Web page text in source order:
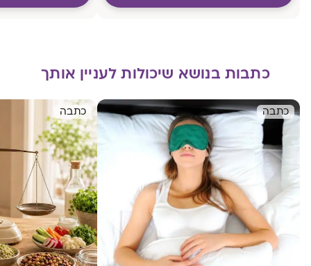
כתבות בנושא שיכולות לעניין אותך
כתבה כתבה